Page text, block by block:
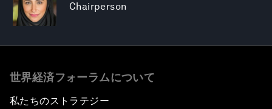
Chairperson
世界経済フォーラムについて
私たちのストラテジー